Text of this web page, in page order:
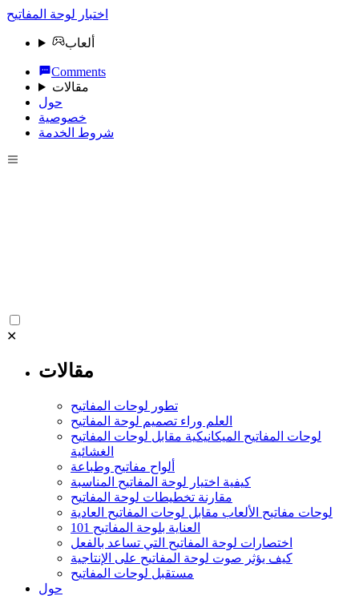
اختبار لوحة المفاتيح
ألعاب
Comments
مقالات
حول
خصوصية
شروط الخدمة
✕
مقالات
تطور لوحات المفاتيح
العلم وراء تصميم لوحة المفاتيح
لوحات المفاتيح الميكانيكية مقابل لوحات المفاتيح
الغشائية
ألواح مفاتيح وطباعة
كيفية اختيار لوحة المفاتيح المناسبة
مقارنة تخطيطات لوحة المفاتيح
لوحات مفاتيح الألعاب مقابل لوحات المفاتيح العادية
العناية بلوحة المفاتيح 101
اختصارات لوحة المفاتيح التي تساعد بالفعل
كيف يؤثر صوت لوحة المفاتيح على الإنتاجية
مستقبل لوحات المفاتيح
حول